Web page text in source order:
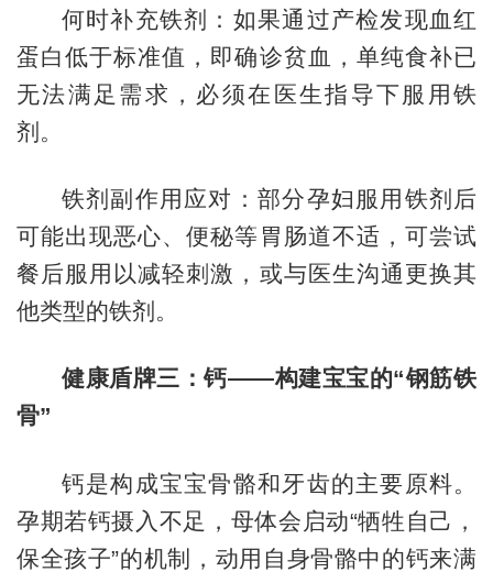
何时补充铁剂：如果通过产检发现血红
蛋白低于标准值，即确诊贫血，单纯食补已
无法满足需求，必须在医生指导下服用铁
剂。
铁剂副作用应对：部分孕妇服用铁剂后
可能出现恶心、便秘等胃肠道不适，可尝试
餐后服用以减轻刺激，或与医生沟通更换其
他类型的铁剂。
健康盾牌三：钙——构建宝宝的“钢筋铁
骨”
钙是构成宝宝骨骼和牙齿的主要原料。
孕期若钙摄入不足，母体会启动“牺牲自己，
保全孩子”的机制，动用自身骨骼中的钙来满